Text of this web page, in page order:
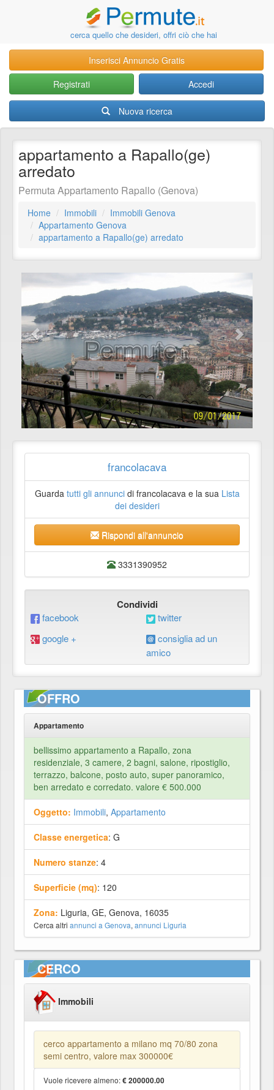
cerca quello che desideri, offri ciò che hai
Inserisci Annuncio Gratis
Registrati
Accedi
Nuova ricerca
appartamento a Rapallo(ge)
arredato
Permuta Appartamento Rapallo (Genova)
Home Immobili
Immobili Genova
Appartamento Genova
appartamento a Rapallo(ge) arredato
francolacava
Guarda tutti gli annuncidi francolacava e la sua Lista
dei desideri
Rispondi all'annuncio
3331390952
Condividi
facebook
twitter
google +
consiglia ad un
amico
OFFRO
Appartamento
bellissimo appartamento a Rapallo, zona
residenziale, 3 camere, 2 bagni, salone, ripostiglio,
terrazzo, balcone, posto auto, super panoramico,
ben arredato e corredato. valore € 500.000
Oggetto: Immobili, Appartamento
Classe energetica: G
Numero stanze: 4
Superficie (mq): 120
Zona: Liguria, GE, Genova, 16035
Cerca altri annunci a Genova, annunci Liguria
CERCO
Immobili
cerco appartamento a milano mq 70/80 zona
semi centro, valore max 300000€
Vuole ricevere almeno:€ 200000.00